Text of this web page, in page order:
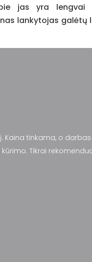
jas yra lengvai
lankytojas galėtų
tinkama, o darbas
Tikrai